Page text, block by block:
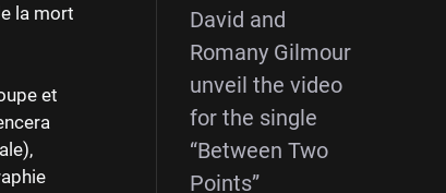
la mort
et
David and
Romany Gilmour
unveil the video
for the single
“Between Two
Points”